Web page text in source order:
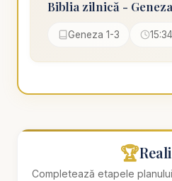
Biblia zilnică -
Geneza 1-3
🏆
Completează etapele